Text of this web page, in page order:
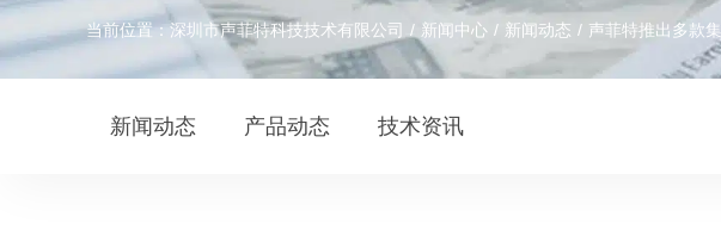
当前位置：深圳市声菲特科技技术有限公司 / 新闻中心 / 新闻动态 / 声菲特推出多款
新闻动态 产品动态 技术资讯